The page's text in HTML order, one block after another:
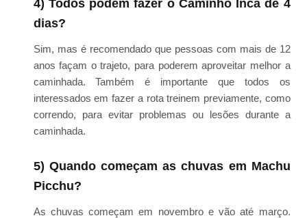
4) Todos podem fazer o Caminho Inca de 4
dias?
Sim, mas é recomendado que pessoas com mais de 12
anos façam o trajeto, para poderem aproveitar melhor a
caminhada. Também é importante que todos os
interessados em fazer a rota treinem previamente, como
correndo, para evitar problemas ou lesões durante a
caminhada.
5) Quando começam as chuvas em Machu
Picchu?
As chuvas começam em novembro e vão até março.